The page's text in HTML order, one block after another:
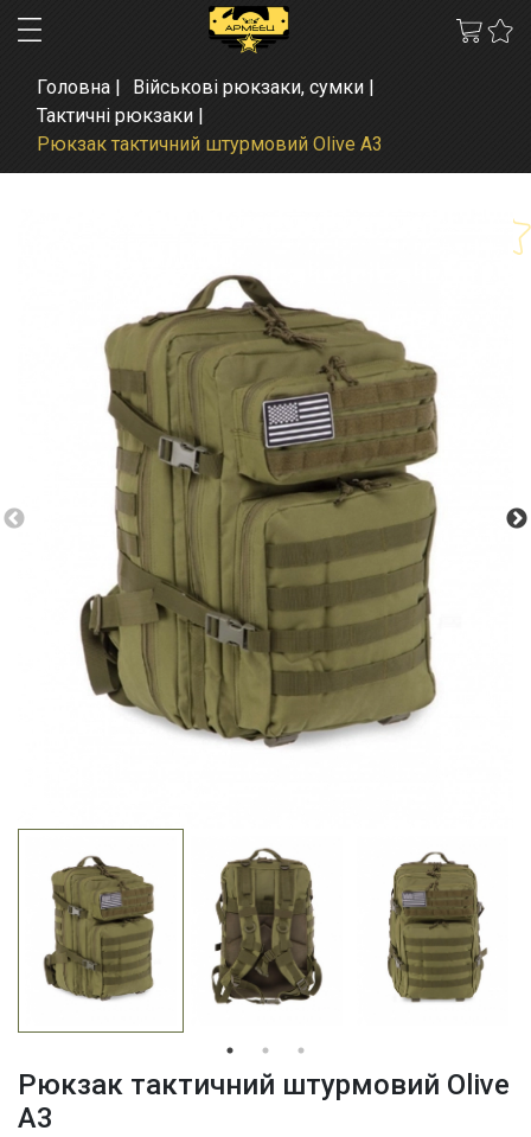
Головна
Військові рюкзаки, сумки
Тактичні рюкзаки
Рюкзак тактичний штурмовий Olive А3
Рюкзак тактичний штурмовий Olive
А3